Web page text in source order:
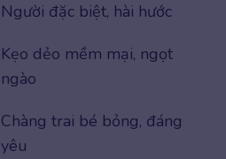
Người đặc biệt, hài hước
Kẹo dẻo mềm mại, ngọt
ngào
Chàng trai bé bỏng, đáng
yêu